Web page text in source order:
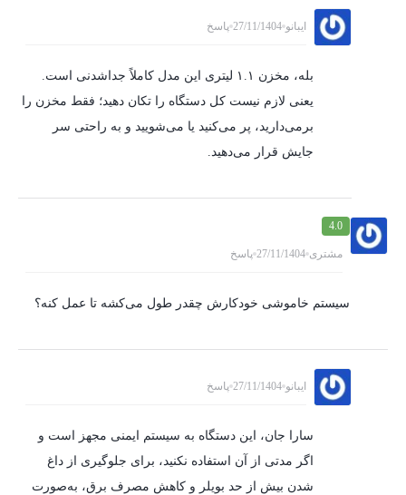
ایبانو 27/11/1404 پاسخ
بله، مخزن ۱.۱ لیتری این مدل کاملاً جداشدنی است.
یعنی لازم نیست کل دستگاه را تکان دهید؛ فقط مخزن را
برمی‌دارید، پر می‌کنید یا می‌شویید و به راحتی سر
جایش قرار می‌دهید.
4.0
مشتری 27/11/1404 پاسخ
سیستم خاموشی خودکارش چقدر طول می‌کشه تا عمل کنه؟
ایبانو 27/11/1404 پاسخ
سارا جان، این دستگاه به سیستم ایمنی مجهز است و
اگر مدتی از آن استفاده نکنید، برای جلوگیری از داغ
شدن بیش از حد بویلر و کاهش مصرف برق، به‌صورت